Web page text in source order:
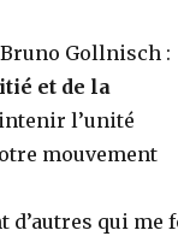
Gollnisch :
et de la
l’unité
mouvement
d’autres qui me